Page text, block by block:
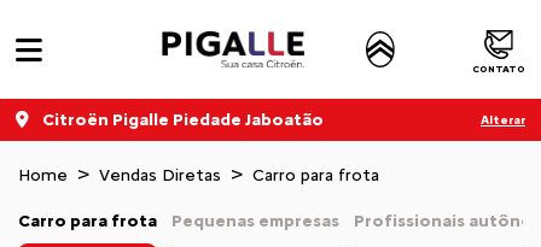
CONTATO
Citroën Pigalle Piedade Jaboatão Alterar
Home Vendas Diretas Carro para frota
Pequenas empresas Profissionais
Carro para frota